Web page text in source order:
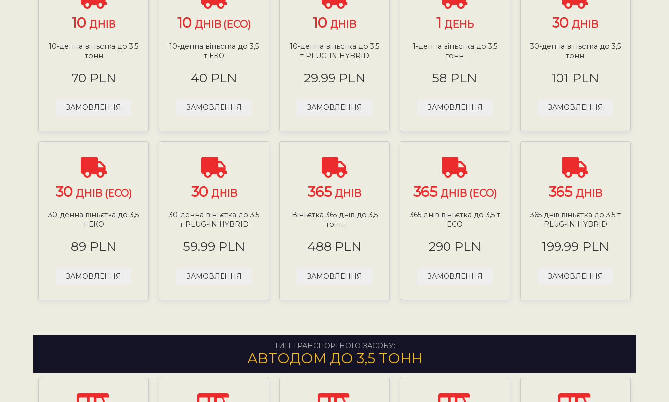
10ДНІВ
10-денна віньєтка до 3,5
тонн
70 PLN
ЗАМОВЛЕННЯ
10ДНІВ (ECO)
10-денна віньєтка до 3,5
т ЕКО
40 PLN
ЗАМОВЛЕННЯ
10 ДНІВ
10-денна віньєтка до 3,5
т PLUG-IN HYBRID
29.99 PLN
ЗАМОВЛЕННЯ
1 ДЕНЬ
1-денна віньєтка до 3,5
тонн
58 PLN
ЗАМОВЛЕННЯ
30ДНІВ
30-денна віньєтка до 3,5
тонн
101 PLN
ЗАМОВЛЕННЯ
30 ДНІВ (ECO)
30-денна віньєтка до 3,5
т ЕКО
89 PLN
ЗАМОВЛЕННЯ
30 ДНІВ
30-денна віньєтка до 3,5
т PLUG-IN HYBRID
59.99 PLN
ЗАМОВЛЕННЯ
365 ДНІВ
Віньєтка 365 днів до 3,5
тонн
488 PLN
ЗАМОВЛЕННЯ
365 ДНІВ (ECO)
365 днів віньєтка до 3,5 т
ECO
290 PLN
ЗАМОВЛЕННЯ
365 ДНІВ
365 днів віньєтка до 3,5 т
PLUG-IN HYBRID
199.99 PLN
ЗАМОВЛЕННЯ
ТИП ТРАНСПОРТНОГО ЗАСОБУ:
АВТОДОМ ДО 3,5 ТОНН